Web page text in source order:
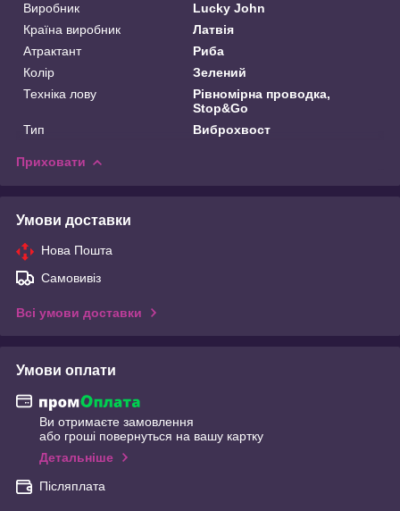
Виробник
Lucky John
Країна виробник
Латвія
Атрактант
Риба
Колір
Зелений
Техніка лову
Рівномірна проводка,
Stop&Go
Тип
Виброхвост
Приховати
Умови доставки
Нова Пошта
Самовивіз
Всі умови доставки
Умови оплати
Ви отримаєте замовлення
або гроші повернуться на вашу картку
Детальніше
Післяплата